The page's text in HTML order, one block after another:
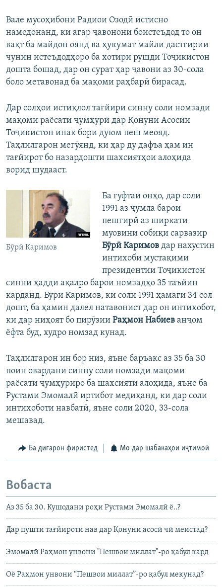
Вале мусоҳибони Радиои Озодӣ истисно
намедонанд, ки агар ҷавонони боистеъдод то он
вақт ба майдон оянд ва ҳукумат майли дастгирии
чунин истеъдодҳоро ба хотири рушди Тоҷикистон
дошта бошад, дар он сурат ҳар ҷавони аз 30-сола
боло метавонад ба мақоми раҳбарӣ бирасад.
Дар солҳои истиқлол тағйири синну соли номзади
мақоми раёсати ҷумҳурӣ дар Қонуни Асосии
Тоҷикистон инак бори дуюм пеш меояд.
Таҳлилгарон мегӯянд, ки ҳар ду дафъа ҳам ин
тағйирот бо назардошти шахсиятҳои алоҳида
ворид шудааст.
Бӯрӣ Каримов
Ба гуфтаи онҳо, дар соли
1991 аз ҷумла барои
пешгирӣ аз ширкати
муовини собиқи сарвазир
Бӯрӣ Каримовдар нахустин
интихоби мустақими
президентии Тоҷикистон
синни ҳадди ақалро барои номзадҳо 35 таъйин
карданд. Бӯрӣ Каримов, ки соли 1991 ҳамагӣ 34 сол
дошт, ба ҳамин далел натавонист дар он интихобот,
ки дар ниҳоят бо пирӯзии Раҳмон Набиев анҷом
ёфта буд, худро номзад кунад.
Таҳлилгарон ин бор низ, яъне баръакс аз 35 ба 30
поин овардани синну соли номзади мақоми
раёсати ҷумҳуриро ба шахсияти алоҳида, яъне ба
Рустами Эмомалӣ иртибот медиҳанд, ки дар соли
интихоботи навбатӣ, яъне соли 2020, 33-сола
мешавад.
Ба дигарон фиристед Мо дар шабакаҳои иҷтимоӣ
Вобаста
Аз 35 ба 30. Кушодани роҳи Рустами Эмомалӣ ё..?
Дар пушти тағйироти нав дар Қонуни асосӣ чӣ меистад?
Эмомалӣ Раҳмон унвони "Пешвои миллат"-ро қабул кард
Оё Раҳмон унвони “Пешвои миллат”-ро қабул мекунад?